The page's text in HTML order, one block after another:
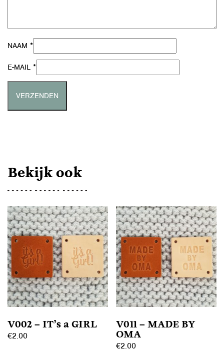
NAAM *
E-MAIL *
Bekijk ook
V002 – IT’s a GIRL
€2.00
V011 – MADE BY
OMA
€2.00